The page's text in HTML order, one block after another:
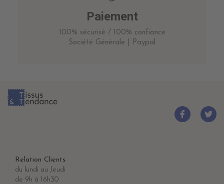
Paiement
100% sécurisé / 100% confiance
Société Générale | Paypal
Relation Clients
du lundi au Jeudi
de 9h à 16h30